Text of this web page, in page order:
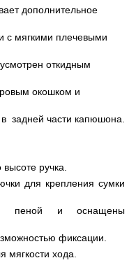
дополнительное
с мягкими плечевыми
откидным
окошком и
задней части капюшона.
ручка.
для крепления сумки
пеной и оснащены
фиксации.
мягкости хода.